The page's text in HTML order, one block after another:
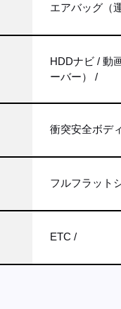
エアバッグ（
HDDナビ
動
ーバー）
衝突安全ボデ
フルフラット
ETC